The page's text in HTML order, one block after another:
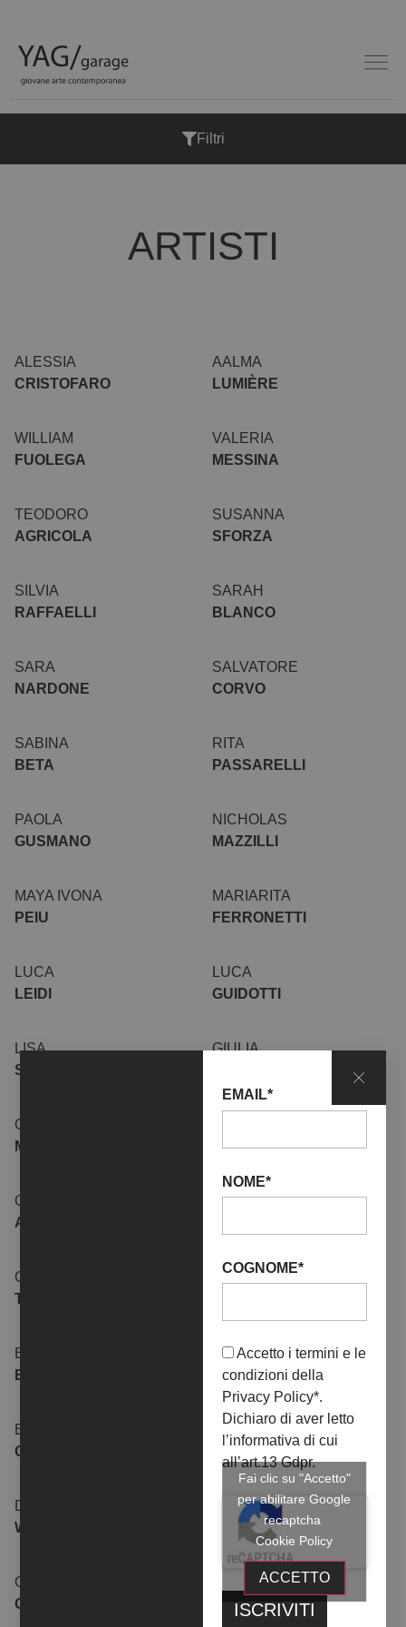
Filtri
ARTISTI
ALESSIA
CRISTOFARO
AALMA
LUMIÈRE
WILLIAM
FUOLEGA
VALERIA
MESSINA
TEODORO
AGRICOLA
SUSANNA
SFORZA
SILVIA
RAFFAELLI
SARAH
BLANCO
SARA
NARDONE
SALVATORE
CORVO
SABINA
BETA
RITA
PASSARELLI
PAOLA
GUSMANO
NICHOLAS
MAZZILLI
MAYA IVONA
PEIU
MARIARITA
FERRONETTI
LUCA
LEIDI
LUCA
GUIDOTTI
LISA
SACCUTA
GIULIA
GIULIA
MACCULI
DESOGUS
GIORGIO
ARTENO
GIOELE
GINA
TAMBORRA
EVA
ERMELINDA
ESPOSITO
ELIA
VALEO
ELEONORA
GUARRACINO
DARIO
WELA
COLLETTIVO
HACK
CHIARA
OLIVA
CHIARA
DI CARLO
EMAIL*
NOME*
COGNOME*
Accetto i termini e le
condizioni della
Privacy Policy*.
Dichiaro di aver letto
l’informativa di cui
all’art.13 Gdpr.
Fai clic su "Accetto"
per abilitare Google
recaptcha
Cookie Policy
ACCETTO